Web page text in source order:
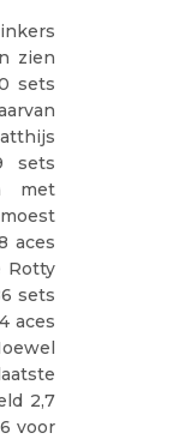
zien
sets
sets
met
aces
Rotty
sets
aces
2,7
voor